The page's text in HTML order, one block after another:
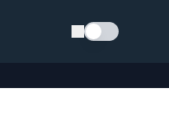
Schimba tema